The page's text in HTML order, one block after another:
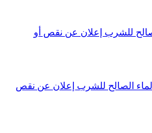
للشرب إعلان عن نقص أو
الصالح للشرب إعلان عن نقص